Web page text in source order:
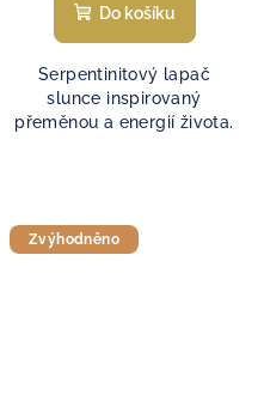
Do košíku
Serpentinitový lapač
slunce inspirovaný
přeměnou a energií života.
Zvýhodněno